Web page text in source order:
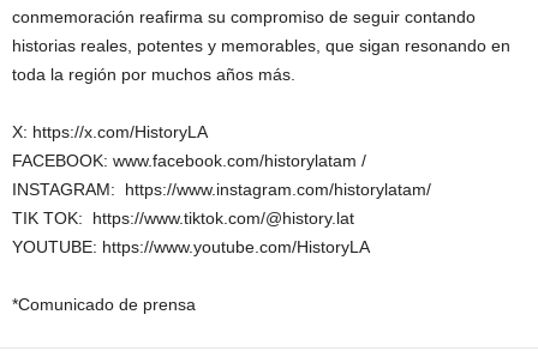
conmemoración reafirma su compromiso de seguir contando
historias reales, potentes y memorables, que sigan resonando en
toda la región por muchos años más.
X: https://x.com/HistoryLA
FACEBOOK: www.facebook.com/historylatam /
INSTAGRAM: https://www.instagram.com/historylatam/
TIK TOK: https://www.tiktok.com/@history.lat
YOUTUBE: https://www.youtube.com/HistoryLA
*Comunicado de prensa